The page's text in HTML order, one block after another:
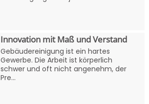
Innovation mit Maß und Verstand
Gebäudereinigung ist ein hartes
Gewerbe. Die Arbeit ist körperlich
schwer und oft nicht angenehm, der
Pre...